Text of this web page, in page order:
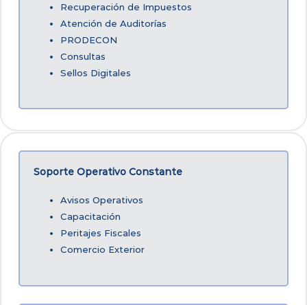
Recuperación de Impuestos
Atención de Auditorías
PRODECON
Consultas
Sellos Digitales
Soporte Operativo Constante
Avisos Operativos
Capacitación
Peritajes Fiscales
Comercio Exterior